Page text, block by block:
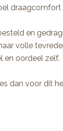
draagcomfort
en
volle
en oordeel zelf.
dan voor dit